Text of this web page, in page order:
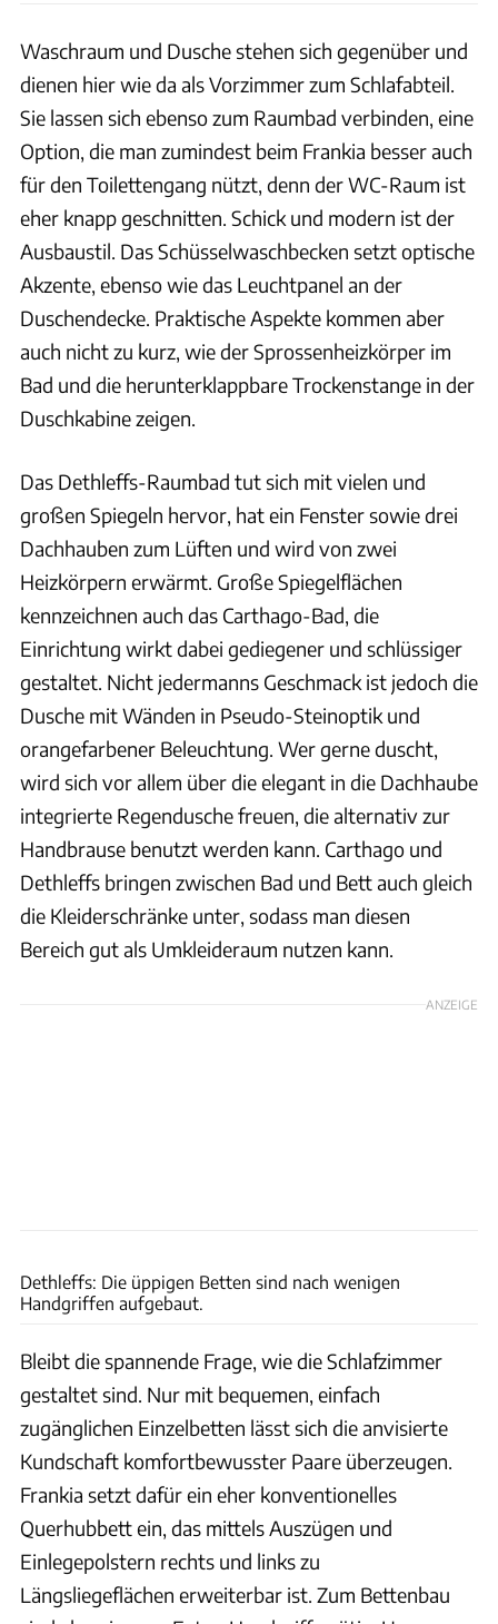
Waschraum und Dusche stehen sich gegenüber und
dienen hier wie da als Vorzimmer zum Schlafabteil.
Sie lassen sich ebenso zum Raumbad verbinden, eine
Option, die man zumindest beim Frankia besser auch
für den Toilettengang nützt, denn der WC-Raum ist
eher knapp geschnitten. Schick und modern ist der
Ausbaustil. Das Schüsselwaschbecken setzt optische
Akzente, ebenso wie das Leuchtpanel an der
Duschendecke. Praktische Aspekte kommen aber
auch nicht zu kurz, wie der Sprossenheizkörper im
Bad und die herunterklappbare Trockenstange in der
Duschkabine zeigen.
Das Dethleffs-Raumbad tut sich mit vielen und
großen Spiegeln hervor, hat ein Fenster sowie drei
Dachhauben zum Lüften und wird von zwei
Heizkörpern erwärmt. Große Spiegelflächen
kennzeichnen auch das Carthago-Bad, die
Einrichtung wirkt dabei gediegener und schlüssiger
gestaltet. Nicht jedermanns Geschmack ist jedoch die
Dusche mit Wänden in Pseudo-Steinoptik und
orangefarbener Beleuchtung. Wer gerne duscht,
wird sich vor allem über die elegant in die Dachhaube
integrierte Regendusche freuen, die alternativ zur
Handbrause benutzt werden kann. Carthago und
Dethleffs bringen zwischen Bad und Bett auch gleich
die Kleiderschränke unter, sodass man diesen
Bereich gut als Umkleideraum nutzen kann.
ANZEIGE
Dethleffs: Die üppigen Betten sind nach wenigen
Handgriffen aufgebaut.
Bleibt die spannende Frage, wie die Schlafzimmer
gestaltet sind. Nur mit bequemen, einfach
zugänglichen Einzelbetten lässt sich die anvisierte
Kundschaft komfortbewusster Paare überzeugen.
Frankia setzt dafür ein eher konventionelles
Querhubbett ein, das mittels Auszügen und
Einlegepolstern rechts und links zu
Längsliegeflächen erweiterbar ist. Zum Bettenbau